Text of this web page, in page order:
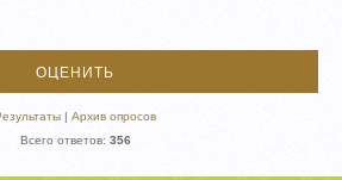
| Архив опросов
Всего ответов: 356